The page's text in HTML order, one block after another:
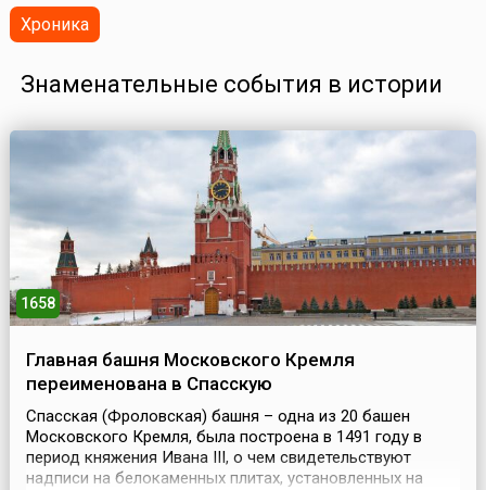
Хроника
Знаменательные события в истории
1658
Главная башня Московского Кремля
переименована в Спасскую
Спасская (Фроловская) башня – одна из 20 башен
Московского Кремля, была построена в 1491 году в
период княжения Ивана III, о чем свидетельствуют
надписи на белокаменных плитах, установленных на